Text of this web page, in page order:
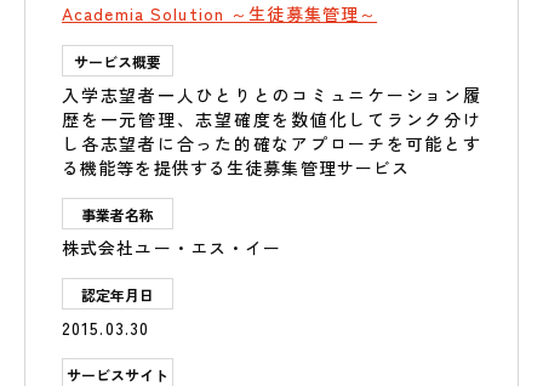
Academia Solution ～生徒募集管理～
サービス概要
入学志望者一人ひとりとのコミュニケーション履
歴を一元管理、志望確度を数値化してランク分け
し各志望者に合った的確なアプローチを可能とす
る機能等を提供する生徒募集管理サービス
事業者名称
株式会社ユー・エス・イー
認定年月日
2015.03.30
サービスサイト